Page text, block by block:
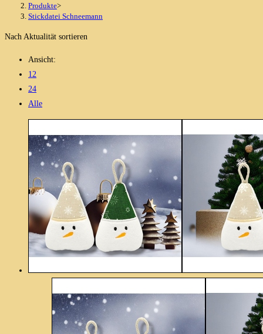
Produkte>
Stickdatei Schneemann
Nach Aktualität sortieren
Ansicht:
12
24
Alle